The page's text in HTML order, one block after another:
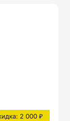
2 000 ₽